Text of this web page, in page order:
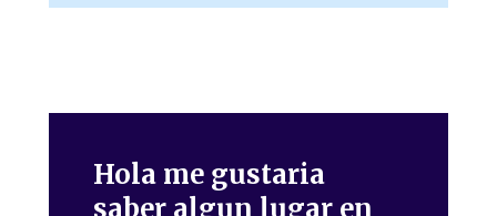
Hola me gustaria
saber algun lugar en